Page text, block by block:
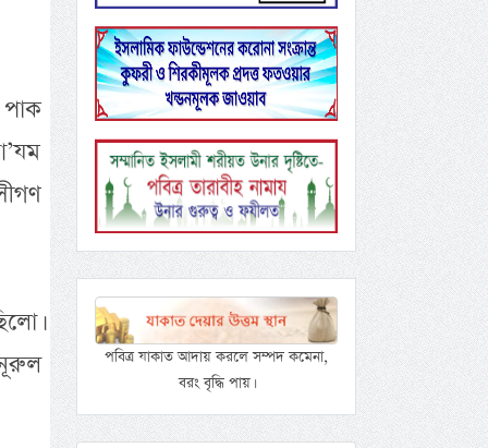
পবিত্র যাকাত আদায় করলে সম্পদ কমেনা,
বরং বৃদ্ধি পায়।